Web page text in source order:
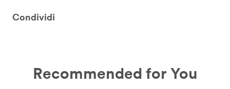
Condividi
Recommended for You